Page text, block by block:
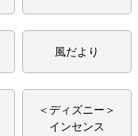
風だより
＜ディズニー＞
インセンス